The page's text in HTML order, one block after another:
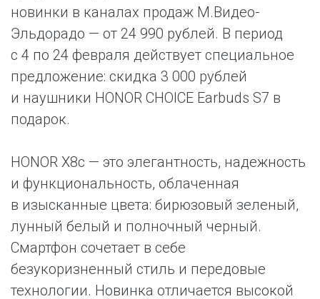
новинки в каналах продаж М.Видео-
Эльдорадо — от 24 990 рублей. В период
с 4 по 24 февраля действует специальное
предложение: скидка 3 000 рублей
и наушники HONOR CHOICE Earbuds S7 в
подарок.
HONOR X8c — это элегантность, надежность
и функциональность, облаченная
в изысканные цвета: бирюзовый зеленый,
лунный белый и полночный черный.
Смартфон сочетает в себе
безукоризненный стиль и передовые
технологии. Новинка отличается высокой